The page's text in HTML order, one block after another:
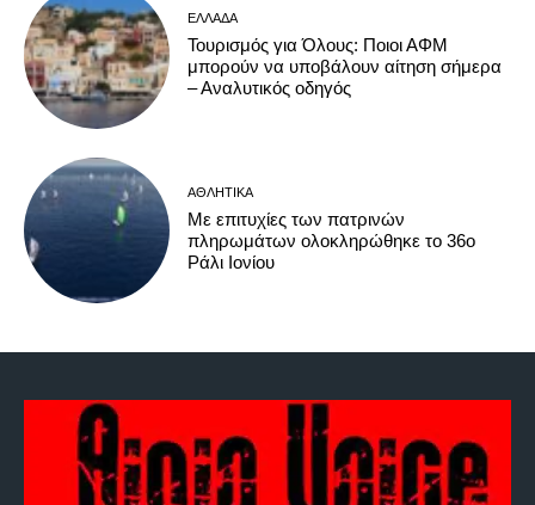
ΕΛΛΆΔΑ
Τουρισμός για Όλους: Ποιοι ΑΦΜ
μπορούν να υποβάλουν αίτηση σήμερα
– Αναλυτικός οδηγός
ΑΘΛΗΤΙΚΆ
Με επιτυχίες των πατρινών
πληρωμάτων ολοκληρώθηκε το 36ο
Ράλι Ιονίου